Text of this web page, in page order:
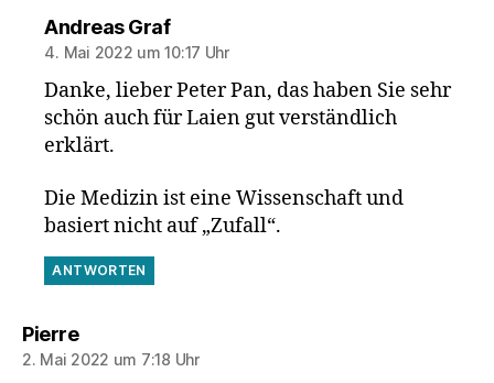
Andreas Grafsagt:
4. Mai 2022 um 10:17 Uhr
Danke, lieber Peter Pan, das haben Sie sehr
schön auch für Laien gut verständlich
erklärt.
Die Medizin ist eine Wissenschaft und
basiert nicht auf „Zufall“.
ANTWORTEN
Pierresagt:
2. Mai 2022 um 7:18 Uhr